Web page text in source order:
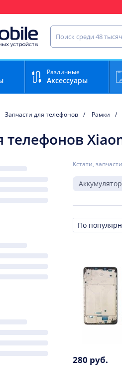
Найти запчасть
Различные
Аксессуары
Запчасти для телефонов Рамки
телефонов
Кстати,
Сортировка
280 руб.